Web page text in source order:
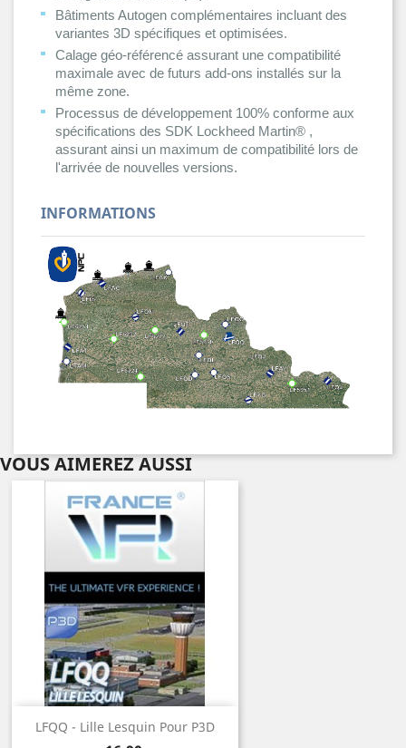
Bâtiments Autogen complémentaires incluant des
variantes 3D spécifiques et optimisées.
Calage géo-référencé assurant une compatibilité
maximale avec de futurs add-ons installés sur la
même zone.
Processus de développement 100% conforme aux
spécifications des SDK Lockheed Martin® ,
assurant ainsi un maximum de compatibilité lors de
l'arrivée de nouvelles versions.
INFORMATIONS
VOUS AIMEREZ AUSSI
LFQQ - Lille Lesquin Pour P3D